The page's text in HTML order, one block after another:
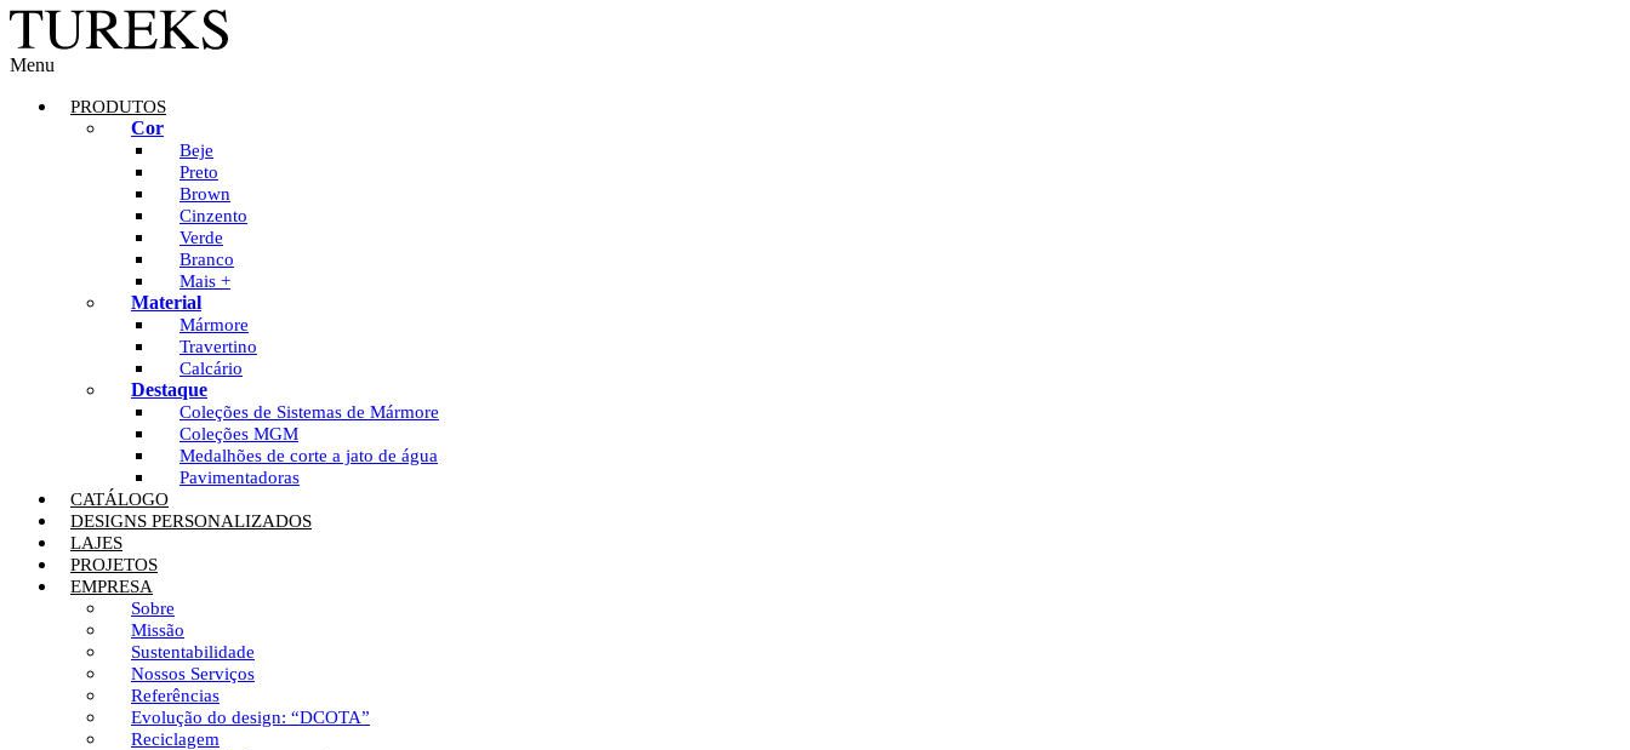
Menu
PRODUTOS
Cor
Beje
Preto
Brown
Cinzento
Verde
Branco
Mais +
Material
Mármore
Travertino
Calcário
Destaque
Coleções de Sistemas de Mármore
Coleções MGM
Medalhões de corte a jato de água
Pavimentadoras
CATÁLOGO
DESIGNS PERSONALIZADOS
LAJES
PROJETOS
EMPRESA
Sobre
Missão
Sustentabilidade
Nossos Serviços
Referências
Evolução do design: “DCOTA”
Reciclagem